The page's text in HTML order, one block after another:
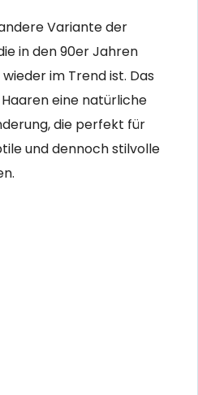
Variante der
in den 90er Jahren
im Trend ist. Das
eine natürliche
die perfekt für
und dennoch stilvolle